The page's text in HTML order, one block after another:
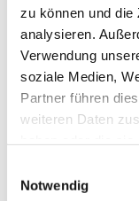
zu können und die
analysieren.
Verwendung
soziale Medien,
Partner führen
weiteren Daten
Notwendig